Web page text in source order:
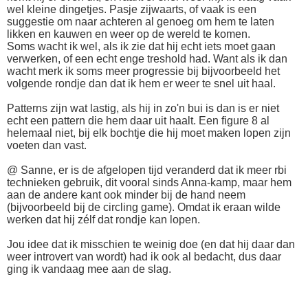
wel kleine dingetjes. Pasje zijwaarts, of vaak is een
suggestie om naar achteren al genoeg om hem te laten
likken en kauwen en weer op de wereld te komen.
Soms wacht ik wel, als ik zie dat hij echt iets moet gaan
verwerken, of een echt enge treshold had. Want als ik dan
wacht merk ik soms meer progressie bij bijvoorbeeld het
volgende rondje dan dat ik hem er weer te snel uit haal.
Patterns zijn wat lastig, als hij in zo'n bui is dan is er niet
echt een pattern die hem daar uit haalt. Een figure 8 al
helemaal niet, bij elk bochtje die hij moet maken lopen zijn
voeten dan vast.
@ Sanne, er is de afgelopen tijd veranderd dat ik meer rbi
technieken gebruik, dit vooral sinds Anna-kamp, maar hem
aan de andere kant ook minder bij de hand neem
(bijvoorbeeld bij de circling game). Omdat ik eraan wilde
werken dat hij zélf dat rondje kan lopen.
Jou idee dat ik misschien te weinig doe (en dat hij daar dan
weer introvert van wordt) had ik ook al bedacht, dus daar
ging ik vandaag mee aan de slag.